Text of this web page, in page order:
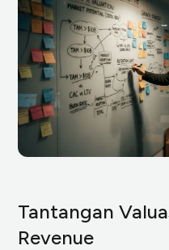
Tantangan
Revenue